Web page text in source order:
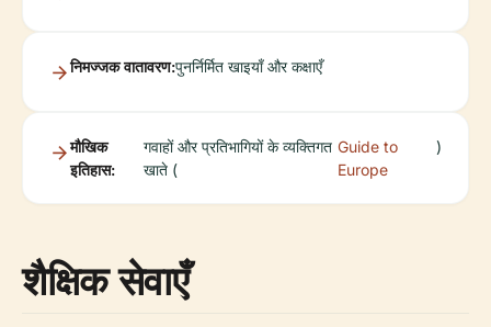
निमज्जक वातावरण:पुनर्निर्मित खाइयाँ और कक्षाएँ
मौखिक
इतिहास:
गवाहों और प्रतिभागियों के व्यक्तिगत
खाते (
Guide to
Europe
)
शैक्षिक सेवाएँ